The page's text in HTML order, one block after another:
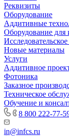
Реквизиты
Оборудование
Аддитивные
Оборудование для
Новые материалы
Услуги
Аддитивное
Фотоника
Заказное
Техническое
Обучение и
8 800 222-77-
in@infcs.ru